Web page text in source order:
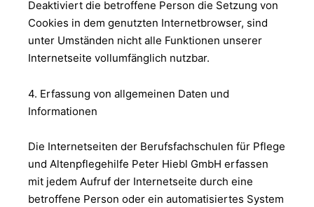
Deaktiviert die betroffene Person die Setzung von
Cookies in dem genutzten Internetbrowser, sind
unter Umständen nicht alle Funktionen unserer
Internetseite vollumfänglich nutzbar.
4. Erfassung von allgemeinen Daten und
Informationen
Die Internetseiten der Berufsfachschulen für Pflege
und Altenpflegehilfe Peter Hiebl GmbH erfassen
mit jedem Aufruf der Internetseite durch eine
betroffene Person oder ein automatisiertes System